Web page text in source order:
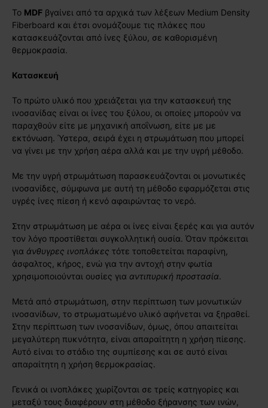
Το MDF βγαίνει από τα αρχικά των λέξεων Medium Density
Fiberboard και έτσι ονομάζουμε τις πλάκες που
κατασκευάζονται από ίνες ξύλου, σε καθορισμένη
θερμοκρασία.
Κατασκευή
Το πρώτο υλικό που χρειάζεται για την κατασκευή της
ινοσανίδας είναι οι ίνες του ξύλου, οι οποίες μπορούν να
παραχθούν είτε με μηχανική αποΐνωση, είτε με με
εκτόνωση. Ύστερα, σειρά έχει η στρωμάτωση που μπορεί
να γίνει με την χρήση αέρα αλλά και με την υγρή μέθοδο.
Με την υγρή στρωμάτωση παρασκευάζονται οι μονωτικές
ινοσανίδες, σύμφωνα με αυτή τη μέθοδο εφαρμόζεται στις
υγρές ίνες πίεση ή κενό αφαιρώντας το νερό.
Στην στρωμάτωση με αέρα οι ίνες είναι ξερές και για αυτόν
τον λόγο προστίθεται συγκολλητική ουσία. Όταν πρόκειται
για άνθυγρες ινοπλάκες τότε τοποθετείται παραφίνη,
άσφαλτος, κήρος, ενώ για την αντοχή στην φωτία
χρησιμοποιούνται ουσίες για αντιπυρική προστασία.
Μετά από στρωμάτωση, στην περίπτωση των μονωτικών
ινοσανίδων, το στρωματωμένο υλικό αφήνεται να ξηραθεί.
Στην περίπτωση των ινοσανίδων, όμως, όπου απαιτείται
μεγαλύτερη πυκνότητα, είναι απαραίτητη η χρήση πίεσης.
Αυτό είναι το στάδιο της συμπίεσης και σε αυτό είναι
απαραίτητη η χρήση θερμοκρασίας.
Γενικά οι ινοπλάκες χωρίζονται σε τρείς κατηγορίες και
μεταξύ τους διαφέρουν στη μέθοδο ξήρανσης των ινών,